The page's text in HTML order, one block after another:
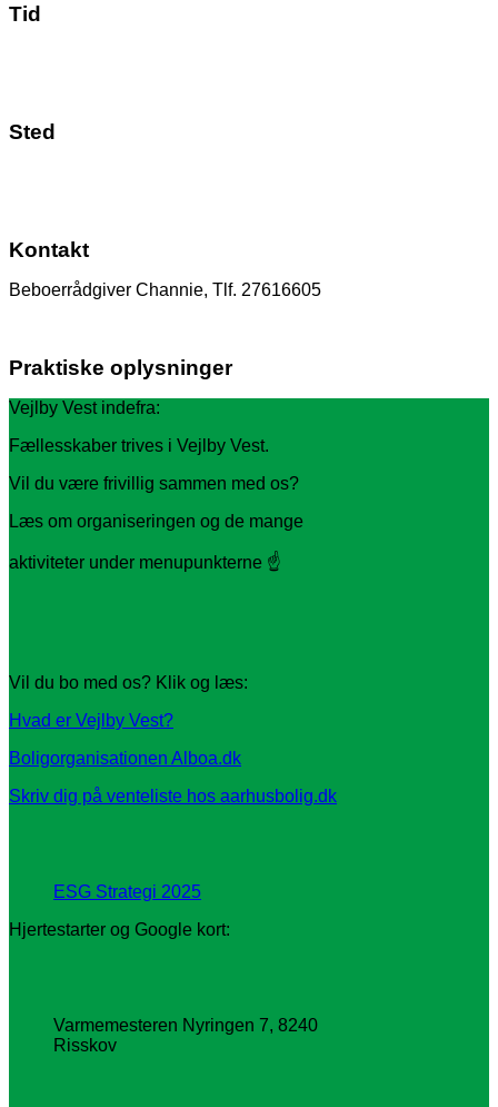
Tid
Sted
Kontakt
Beboerrådgiver Channie, Tlf. 27616605
Praktiske oplysninger
Vejlby Vest indefra:
Fællesskaber trives i Vejlby Vest.
Vil du være frivillig sammen med os?
Læs om organiseringen og de mange
aktiviteter under menupunkterne ☝️
Vil du bo med os? Klik og læs:
Hvad er Vejlby Vest?
Boligorganisationen Alboa.dk
Skriv dig på venteliste hos aarhusbolig.dk
ESG Strategi 2025
Hjertestarter og Google kort:
Varmemesteren Nyringen 7, 8240
Risskov